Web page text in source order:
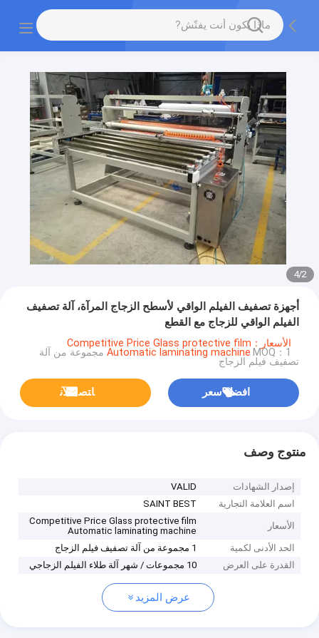
2
/
4
أجهزة تصفيف الفيلم الواقي لأسطح الزجاج المرآة، آلة تصفيف
الفيلم الواقي للزجاج مع القطع
الأسعار：Competitive Price Glass protective film
Automatic laminating machineMOQ：1 مجموعة من آلة
تصفيف فيلم الزجاج
افضل سعر ﺎﺘﺼﻟ ﺍﻶﻧ
منتوج وصف
إصدار الشهادات
VALID
اسم العلامة التجارية
SAINT BEST
الأسعار
Competitive Price Glass protective film
Automatic laminating machine
الحد الأدنى لكمية
1 مجموعة من آلة تصفيف فيلم الزجاج
القدرة على العرض
10 مجموعات / شهر آلة طلاء الفيلم الزجاجي
عرض المزيد